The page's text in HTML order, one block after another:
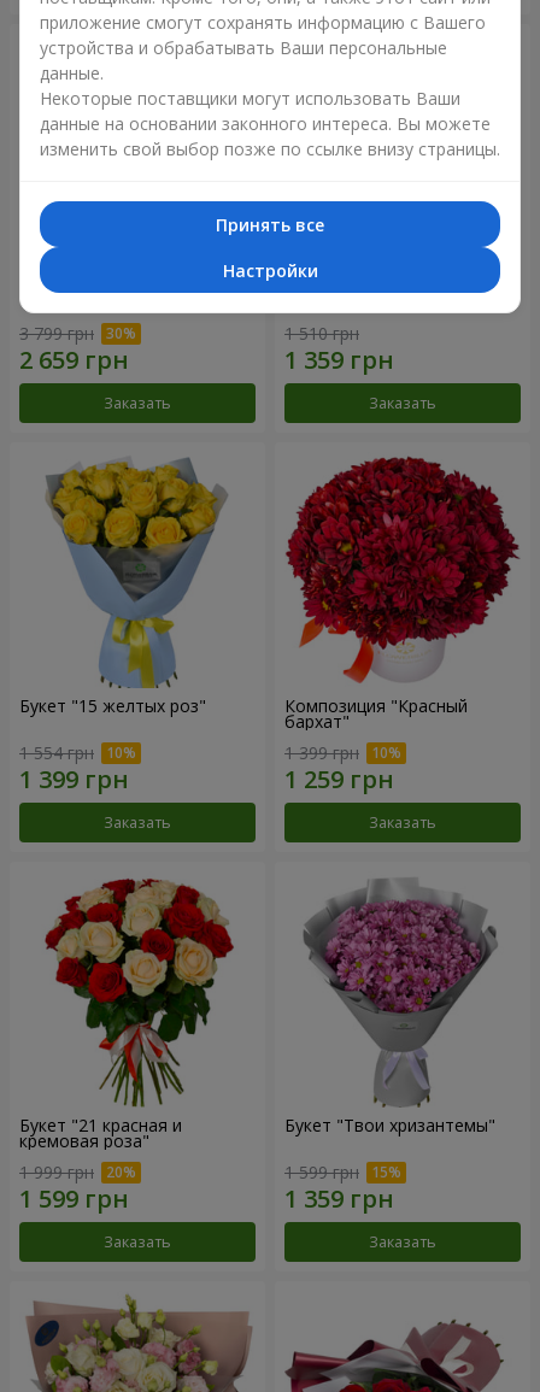
Букет "Крещатик"
3 799 грн
Заказать
Букет "Мы и лето"
1 510 грн
Заказать
Букет "15 желтых роз"
1 554 грн
Заказать
Композиция "Красный
бархат"
1 399 грн
Заказать
Букет "21 красная и
кремовая роза"
1 999 грн
Заказать
Букет "Твои хризантемы"
1 599 грн
Заказать
приложение смогут сохранять информацию с Вашего
устройства и обрабатывать Ваши персональные
данные.
Некоторые поставщики могут использовать Ваши
данные на основании законного интереса. Вы можете
изменить свой выбор позже по ссылке внизу страницы.
Принять все
Настройки